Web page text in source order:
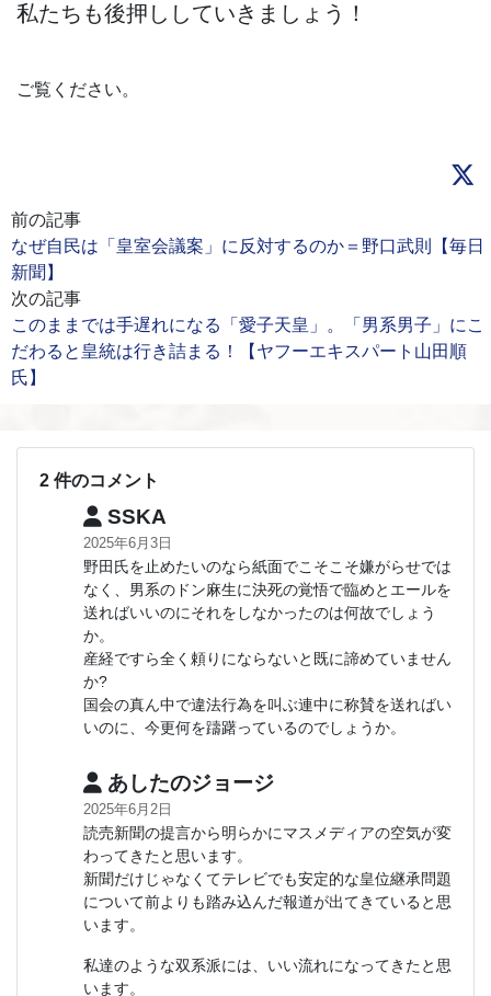
私たちも後押ししていきましょう！
ご覧ください。
前の記事
なぜ自民は「皇室会議案」に反対するのか＝野口武則【毎日
新聞】
次の記事
このままでは手遅れになる「愛子天皇」。「男系男子」にこ
だわると皇統は行き詰まる！【ヤフーエキスパート山田順
氏】
2 件のコメント
SSKA
2025年6月3日
野田氏を止めたいのなら紙面でこそこそ嫌がらせでは
なく、男系のドン麻生に決死の覚悟で臨めとエールを
送ればいいのにそれをしなかったのは何故でしょう
か。
産経ですら全く頼りにならないと既に諦めていません
か?
国会の真ん中で違法行為を叫ぶ連中に称賛を送ればい
いのに、今更何を躊躇っているのでしょうか。
あしたのジョージ
2025年6月2日
読売新聞の提言から明らかにマスメディアの空気が変
わってきたと思います。
新聞だけじゃなくてテレビでも安定的な皇位継承問題
について前よりも踏み込んだ報道が出てきていると思
います。
私達のような双系派には、いい流れになってきたと思
います。